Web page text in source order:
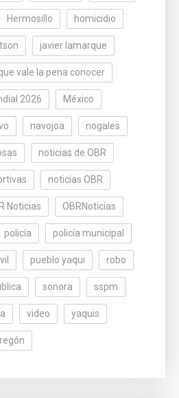
Hermosillo homicidio
javier lamarque
vale la pena conocer
2026 México
navojoa nogales
noticias de OBR
noticias OBR
Noticias OBRNoticias
policía policía municipal
pueblo yaqui robo
sonora sspm
video yaquis